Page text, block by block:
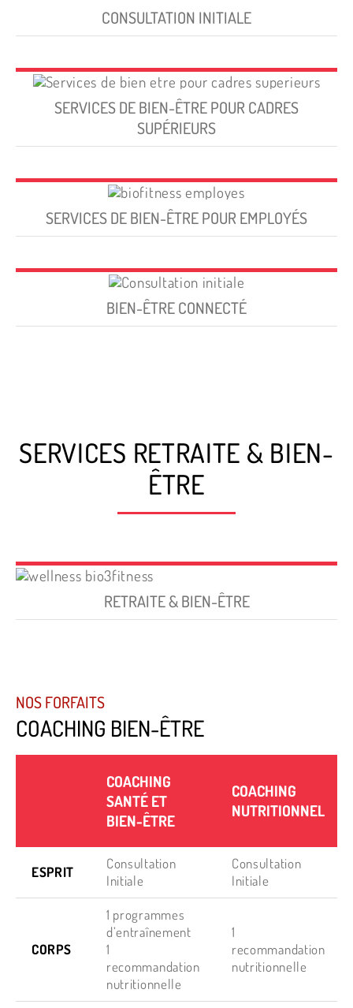
CONSULTATION INITIALE
SERVICES DE BIEN-ÊTRE POUR CADRES
SUPÉRIEURS
SERVICES DE BIEN-ÊTRE POUR EMPLOYÉS
BIEN-ÊTRE CONNECTÉ
SERVICES RETRAITE & BIEN-
ÊTRE
RETRAITE & BIEN-ÊTRE
NOS FORFAITS
COACHING BIEN-ÊTRE
COACHING
SANTÉ ET
BIEN-ÊTRE
COACHING
NUTRITIONNEL
ESPRIT
Consultation
Initiale
Consultation
Initiale
CORPS
1 programmes
d’entraînement
1
recommandation
nutritionnelle
1
recommandation
nutritionnelle